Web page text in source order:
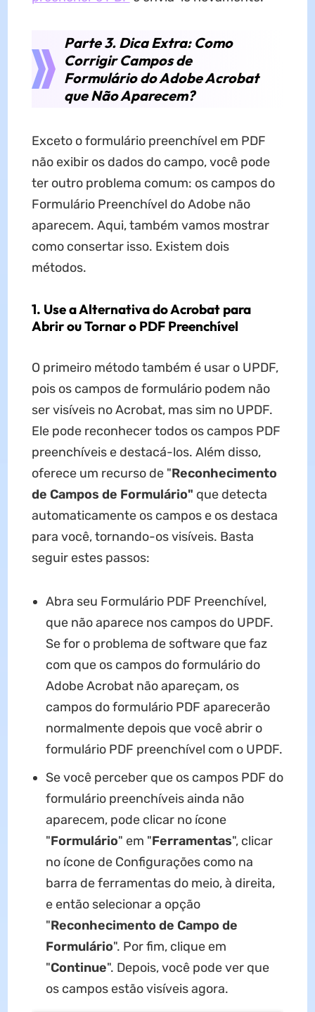
Parte 3. Dica Extra: Como
Corrigir Campos de
Formulário do Adobe Acrobat
que Não Aparecem?
Exceto o formulário preenchível em PDF
não exibir os dados do campo, você pode
ter outro problema comum: os campos do
Formulário Preenchível do Adobe não
aparecem. Aqui, também vamos mostrar
como consertar isso. Existem dois
métodos.
1. Use a Alternativa do Acrobat para
Abrir ou Tornar o PDF Preenchível
O primeiro método também é usar o UPDF,
pois os campos de formulário podem não
ser visíveis no Acrobat, mas sim no UPDF.
Ele pode reconhecer todos os campos PDF
preenchíveis e destacá-los. Além disso,
oferece um recurso de "Reconhecimento
de Campos de Formulário" que detecta
automaticamente os campos e os destaca
para você, tornando-os visíveis. Basta
seguir estes passos:
Abra seu Formulário PDF Preenchível,
que não aparece nos campos do UPDF.
Se for o problema de software que faz
com que os campos do formulário do
Adobe Acrobat não apareçam, os
campos do formulário PDF aparecerão
normalmente depois que você abrir o
formulário PDF preenchível com o UPDF.
Se você perceber que os campos PDF do
formulário preenchíveis ainda não
aparecem, pode clicar no ícone
"Formulário" em "Ferramentas", clicar
no ícone de Configurações como na
barra de ferramentas do meio, à direita,
e então selecionar a opção
"Reconhecimento de Campo de
Formulário". Por fim, clique em
"Continue". Depois, você pode ver que
os campos estão visíveis agora.